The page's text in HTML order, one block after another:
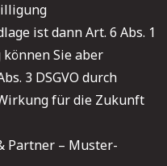
ist dann Art. 6 Abs. 1
können Sie aber
3 DSGVO durch
für die Zukunft
Partner – Muster-